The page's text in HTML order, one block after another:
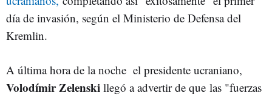
día de invasión, según el Ministerio de Defensa del
Kremlin.
A última hora de la noche el presidente ucraniano,
VolodímirZelenski llegó a advertir de que las "fuerzas